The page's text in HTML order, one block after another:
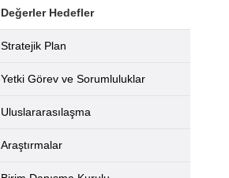
Değerler Hedefler
Stratejik Plan
Yetki Görev ve Sorumluluklar
Uluslararasılaşma
Araştırmalar